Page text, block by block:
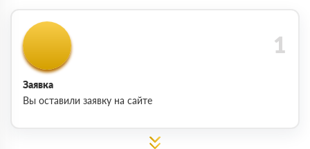
Заявка
Вы оставили заявку на сайте